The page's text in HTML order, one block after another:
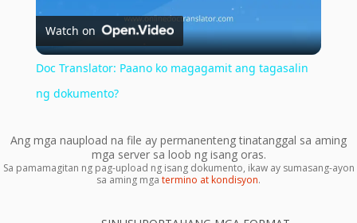
Video
Watch on
Doc Translator: Paano ko magagamit ang tagasalin
ng dokumento?
Ang mga naupload na file ay permanenteng tinatanggal sa aming
mga server sa loob ng isang oras.
Sa pamamagitan ng pag-upload ng isang dokumento, ikaw ay sumasang-ayon
sa aming mga termino at kondisyon.